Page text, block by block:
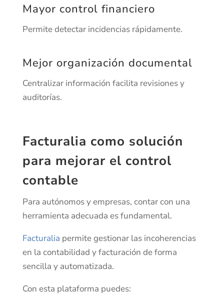
Mayor control financiero
Permite detectar incidencias rápidamente.
Mejor organización documental
Centralizar información facilita revisiones y
auditorías.
Facturalia como solución
para mejorar el control
contable
Para autónomos y empresas, contar con una
herramienta adecuada es fundamental.
Facturalia permite gestionar las incoherencias
en la contabilidad y facturación de forma
sencilla y automatizada.
Con esta plataforma puedes: